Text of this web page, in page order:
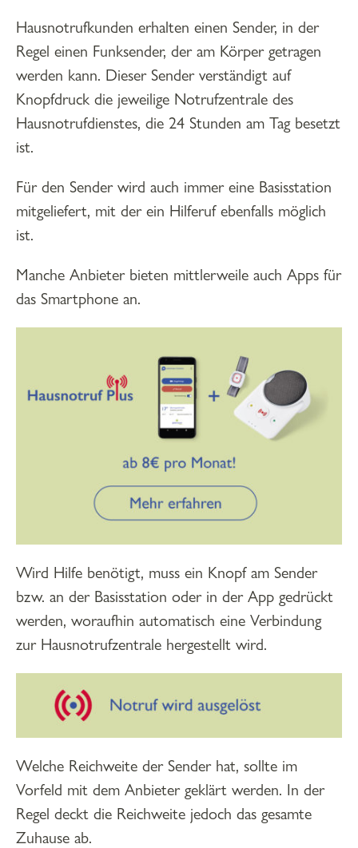
Hausnotrufkunden erhalten einen Sender, in der
Regel einen Funksender, der am Körper getragen
werden kann. Dieser Sender verständigt auf
Knopfdruck die jeweilige Notrufzentrale des
Hausnotrufdienstes, die 24 Stunden am Tag besetzt
ist.
Für den Sender wird auch immer eine Basisstation
mitgeliefert, mit der ein Hilferuf ebenfalls möglich
ist.
Manche Anbieter bieten mittlerweile auch Apps für
das Smartphone an.
Wird Hilfe benötigt, muss ein Knopf am Sender
bzw. an der Basisstation oder in der App gedrückt
werden, woraufhin automatisch eine Verbindung
zur Hausnotrufzentrale hergestellt wird.
Welche Reichweite der Sender hat, sollte im
Vorfeld mit dem Anbieter geklärt werden. In der
Regel deckt die Reichweite jedoch das gesamte
Zuhause ab.